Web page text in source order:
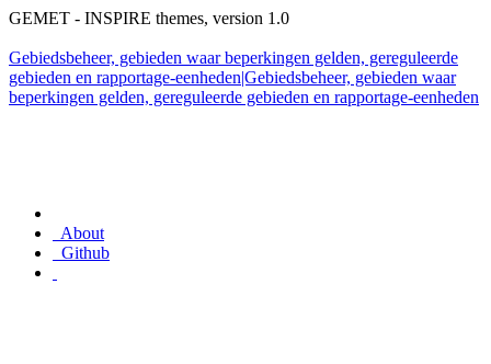
GEMET - INSPIRE themes, version 1.0
Gebiedsbeheer, gebieden waar beperkingen gelden, gereguleerde
gebieden en rapportage-eenheden|Gebiedsbeheer, gebieden waar
beperkingen gelden, gereguleerde gebieden en rapportage-eenheden
About
Github